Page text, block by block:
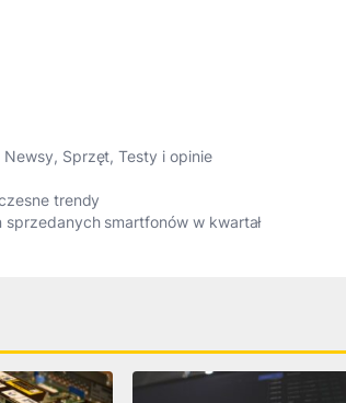
Newsy, Sprzęt,Testy i opinie
trendy
smartfonów w kwartał